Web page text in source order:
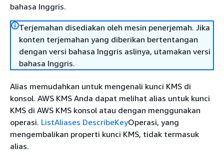
bahasa Inggris.
Terjemahan disediakan oleh mesin penerjemah. Jika
konten terjemahan yang diberikan bertentangan
dengan versi bahasa Inggris aslinya, utamakan versi
bahasa Inggris.
Alias memudahkan untuk mengenali kunci KMS di
konsol. AWS KMS Anda dapat melihat alias untuk kunci
KMS di AWS KMS konsol atau dengan menggunakan
operasi. ListAliases DescribeKeyOperasi, yang
mengembalikan properti kunci KMS, tidak termasuk
alias.